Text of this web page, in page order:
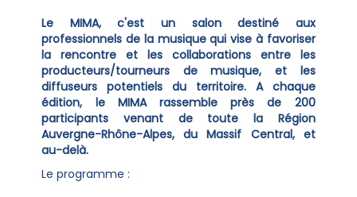
Le MIMA, c'est un salon destiné aux
professionnels de la musique qui vise à favoriser
la rencontre et les collaborations entre les
producteurs/tourneurs de musique, et les
diffuseurs potentiels du territoire. A chaque
édition, le MIMA rassemble près de 200
participants venant de toute la Région
Auvergne-Rhône-Alpes, du Massif Central, et
au-delà.
Le programme :